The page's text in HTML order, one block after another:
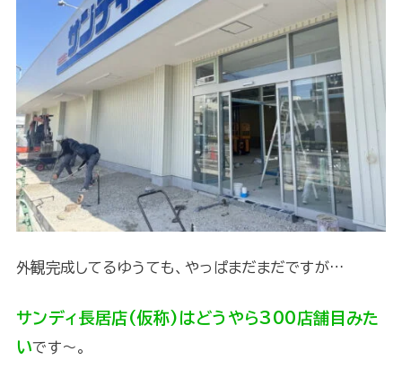
外観完成してるゆうても、やっぱまだまだですが…
サンディ長居店(仮称)はどうやら300店舗目みた
いです～。